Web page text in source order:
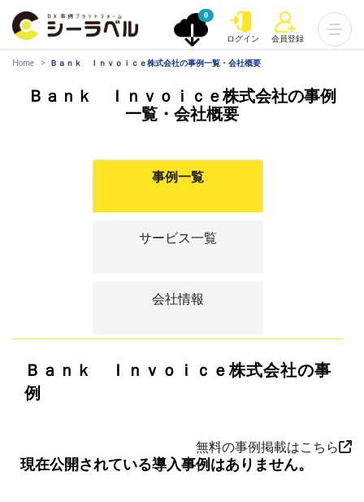
0
ログイン 会員登録
Home Ｂａｎｋ Ｉｎｖｏｉｃｅ株式会社の事例一覧・会社概要
Ｂａｎｋ Ｉｎｖｏｉｃｅ株式会社の事例
一覧・会社概要
事例一覧
サービス一覧
会社情報
Ｂａｎｋ Ｉｎｖｏｉｃｅ株式会社の事
例
無料の事例掲載はこちら
現在公開されている導入事例はありません。